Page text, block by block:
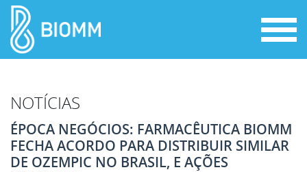
NOTÍCIAS
ÉPOCA NEGÓCIOS: FARMACÊUTICA BIOMM
FECHA ACORDO PARA DISTRIBUIR SIMILAR
DE OZEMPIC NO BRASIL, E AÇÕES